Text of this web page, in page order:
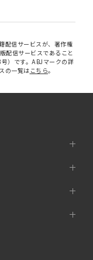
配信サービスが、著作権
配信サービスであること
）です。ABJマークの詳
の一覧は こちら。